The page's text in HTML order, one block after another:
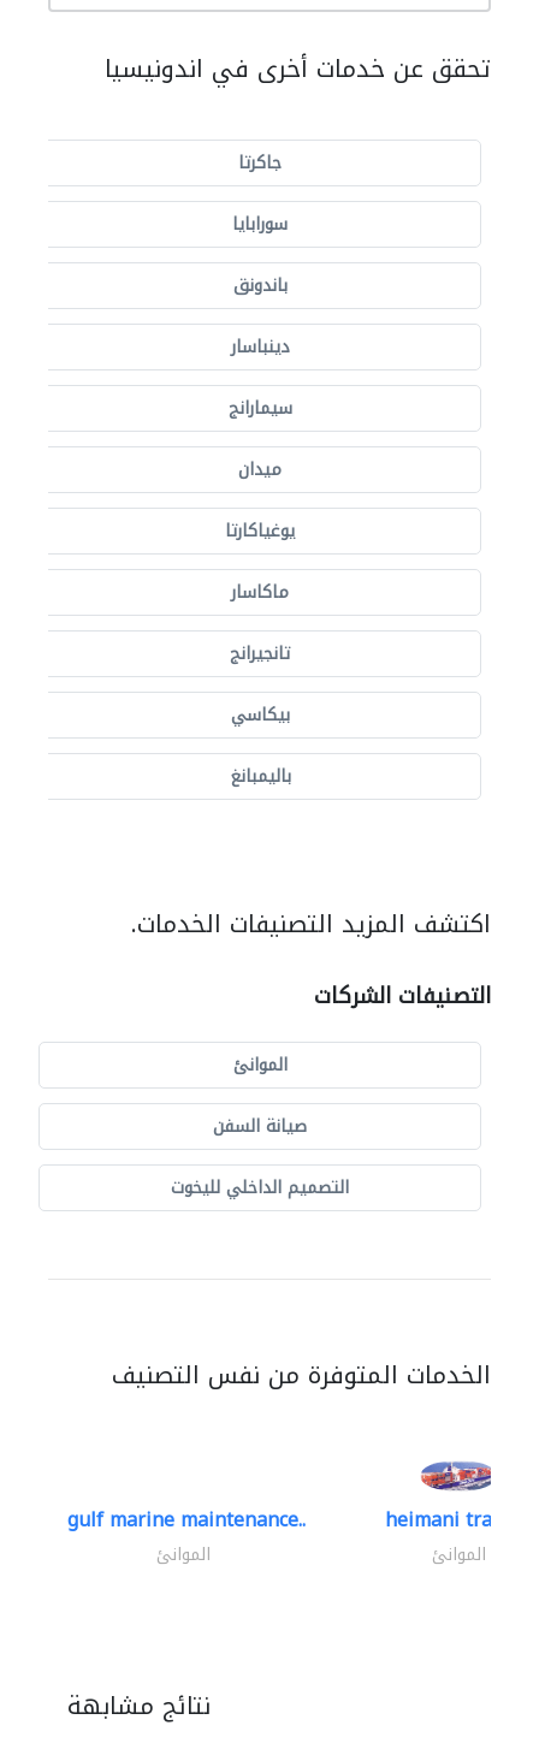
تحقق عن خدمات أخرى في اندونيسيا
جاكرتا
سورابايا
باندونق
دينباسار
سيمارانج
ميدان
يوغياكارتا
ماكاسار
تانجيرانج
بيكاسي
باليمبانغ
اكتشف المزيد التصنيفات الخدمات.
التصنيفات الشركات
الموانئ
صيانة السفن
التصميم الداخلي لليخوت
الخدمات المتوفرة من نفس التصنيف
gulf marine maintenance..
الموانئ
heimani trading
الموانئ
نتائج مشابهة